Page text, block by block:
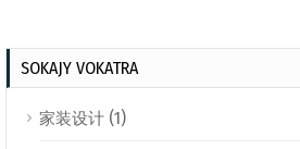
SOKAJY VOKATRA
家装设计 (1)